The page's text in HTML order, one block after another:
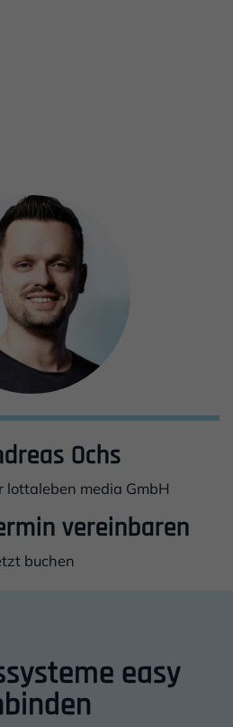
Ochs
lottaleben media GmbH
vereinbaren
buchen
Einleitung easy